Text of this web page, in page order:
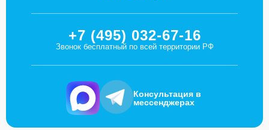
+7 (495) 032-67-16
Звонок бесплатный по всей территории РФ
Консультация в
мессенджерах